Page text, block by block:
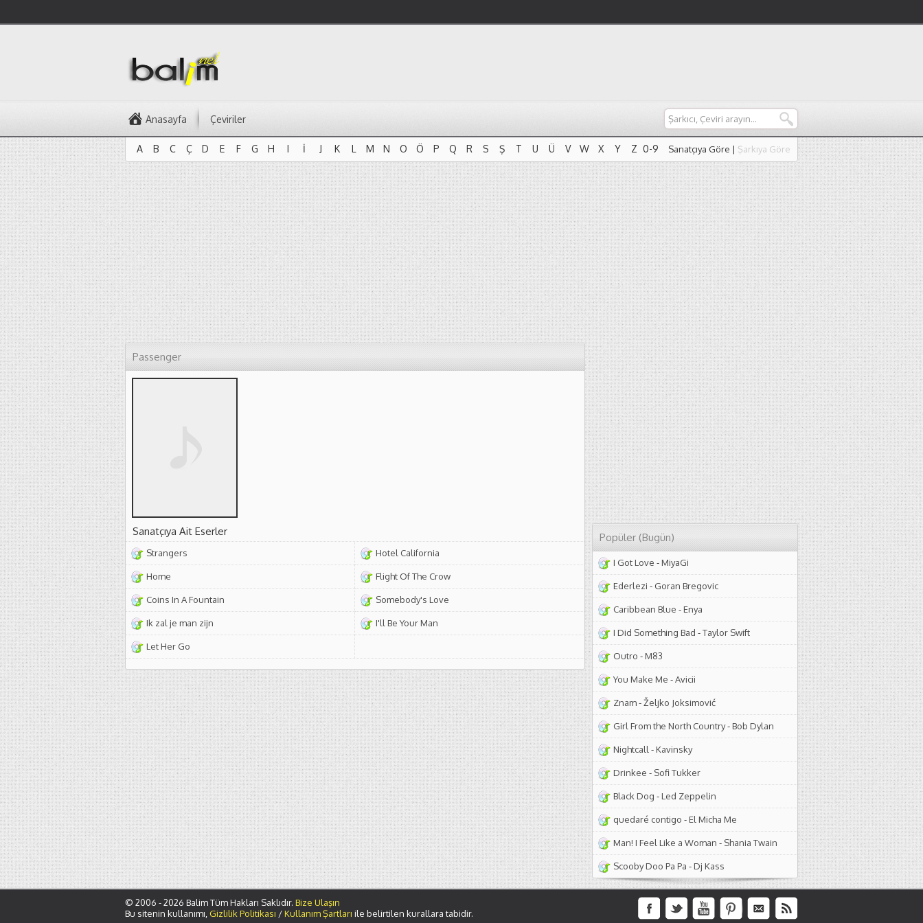
Anasayfa Çeviriler
A B C Ç D E F G H I İ J K L M N O Ö P Q R S Ş T U Ü V W X Y Z 0-9
A
B C Ç D E F G H I İ J K L M N O Ö P Q R S Ş T U Ü V W X Y Z 0-9
Sanatçıya Göre | Şarkıya Göre
Passenger
Sanatçıya Ait Eserler
Strangers Hotel California
Home Flight Of The Crow
Coins In A Fountain Somebody's Love
Ik zal je man zijn I'll Be Your Man
Let Her Go
Popüler (Bugün)
I Got Love -MiyaGi
Ederlezi - Goran Bregovic
Caribbean Blue -Enya
I Did Something Bad -Taylor Swift
Outro -M83
You Make Me -Avicii
Znam-Željko Joksimović
Girl From the North Country-Bob Dylan
Nightcall -Kavinsky
Drinkee - Sofi Tukker
Black Dog -Led Zeppelin
quedaré contigo -El Micha Me
Man! I Feel Like a Woman - Shania Twain
Scooby Doo Pa Pa -Dj Kass
© 2006 - 2026 Balim Tüm Hakları Saklıdır. Bize Ulaşın
Bu sitenin kullanımı, Gizlilik Politikası /Kullanım Şartları ile belirtilen kurallara tabidir.